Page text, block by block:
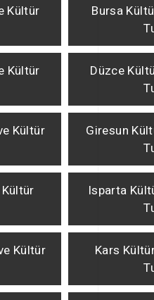
Kültür
Bursa
Kültür
Düzce
Kültür
Giresun
Kültür
Isparta
Kültür
Kars